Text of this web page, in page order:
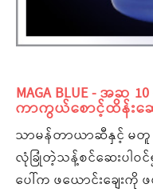
MAGA BLUE - အဆ
ကာကွယ်စောင့်ထိန်းဆ
သာမန်တာယာဆီနှင့် မတူ
လုံခြုံတဲ့သန့်စင်ဆေးပါဝ
ပေါ်က ဖယောင်းချေးကို